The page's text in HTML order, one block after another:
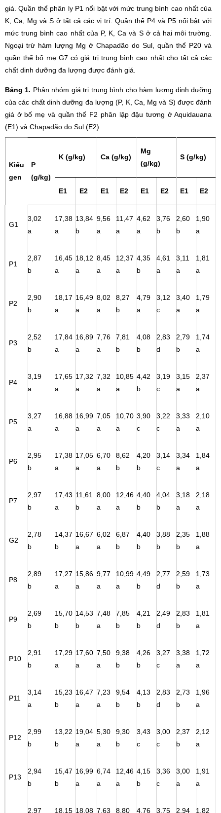
giá. Quần thể phân ly P1 nổi bật với mức trung bình cao nhất của
K, Ca, Mg và S ở tất cả các vị trí. Quần thể P4 và P5 nổi bật với
mức trung bình cao nhất của P, K, Ca và S ở cả hai môi trường.
Ngoại trừ hàm lượng Mg ở Chapadão do Sul, quần thể P20 và
quần thể bố mẹ G7 có giá trị trung bình cao nhất cho tất cả các
chất dinh dưỡng đa lượng được đánh giá.
Bảng 1. Phân nhóm giá trị trung bình cho hàm lượng dinh dưỡng
của các chất dinh dưỡng đa lượng (P, K, Ca, Mg và S) được đánh
giá ở bố mẹ và quần thể F2 phân lập đậu tương ở Aquidauana
(E1) và Chapadão do Sul (E2).
Kiểu
gen
P
(g/kg)
K (g/kg) Ca (g/kg)
Mg
(g/kg)
S (g/kg)
E1 E2 E1 E2 E1 E2 E1 E2
G1
3,02
a
17,38
a
13,84
b
9,56
a
11,47
a
4,62
a
3,76
b
2,60
b
1,90
a
P1
2,87
b
16,45
a
18,12
a
8,45
a
12,37
a
4,35
b
4,61
a
3,11
a
1,81
a
P2
2,90
b
18,17
a
16,49
a
8,02
a
8,27
b
4,79
a
3,12
c
3,40
a
1,79
a
P3
2,52
b
17,84
a
16,89
a
7,76
a
7,81
b
4,08
b
2,83
d
2,79
b
1,74
a
P4
3,19
a
17,65
a
17,32
a
7,32
a
10,85
a
4,42
b
3,19
c
3,15
a
2,37
a
P5
3,27
a
16,88
a
16,99
a
7,05
a
10,70
a
3,90
c
3,22
c
3,33
a
2,10
a
P6
2,95
b
17,38
a
17,05
a
6,70
a
8,62
b
4,20
b
3,14
c
3,34
a
1,84
a
P7
2,97
b
17,43
a
11,61
b
8,00
a
12,46
a
4,40
b
4,04
b
3,18
a
2,18
a
G2
2,78
b
14,37
b
16,67
a
6,02
a
6,87
b
4,40
b
3,88
b
2,35
b
1,88
a
P8
2,89
b
17,27
a
15,86
a
9,77
a
10,99
a
4,49
b
2,77
d
2,59
b
1,73
a
P9
2,69
b
15,70
b
14,53
b
7,48
a
7,85
b
4,21
b
2,49
d
2,83
b
1,81
a
P10
2,91
b
17,29
a
17,60
a
7,50
a
9,38
b
4,26
b
3,27
c
3,38
a
1,72
a
P11
3,14
a
15,23
b
16,47
a
7,23
a
9,54
b
4,13
b
2,83
d
2,73
b
1,96
a
P12
2,99
b
13,22
b
19,04
a
5,30
a
9,30
b
3,43
c
3,00
c
2,37
b
2,12
a
P13
2,94
b
15,47
b
16,99
a
6,74
a
12,46
a
4,15
b
3,36
c
3,00
a
1,91
a
2,97
18,15 18,08 7,63
8,80
4,76
3,75
2,94
1,82